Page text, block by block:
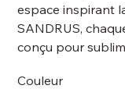
espace inspirant
SANDRUS,
conçu pour
Couleur